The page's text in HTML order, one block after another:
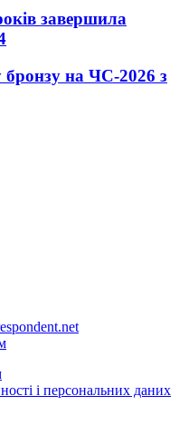
завершила
бронзу на ЧС-2026 з
і персональних даних